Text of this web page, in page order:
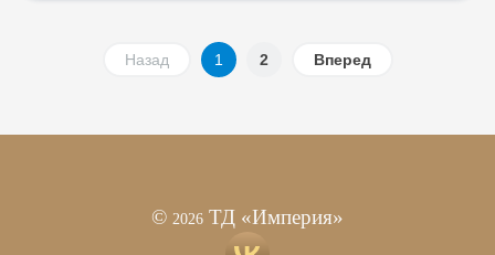
Назад 1 2 Вперед
© 2026 ТД «Империя»